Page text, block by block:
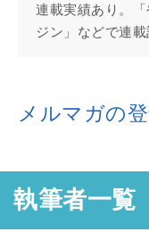
連載実績あり。
ジン」などで連載
メルマガの
執筆者一覧